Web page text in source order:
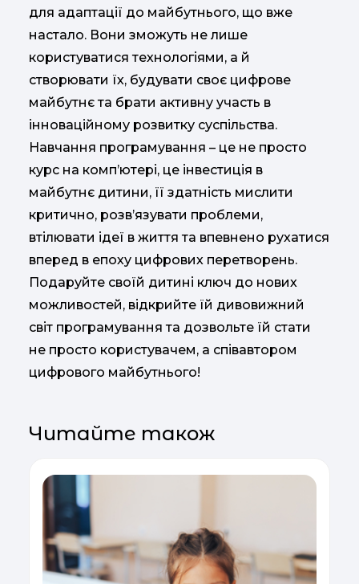
для адаптації до майбутнього, що вже
настало. Вони зможуть не лише
користуватися технологіями, а й
створювати їх, будувати своє цифрове
майбутнє та брати активну участь в
інноваційному розвитку суспільства.
Навчання програмування – це не просто
курс на комп’ютері, це інвестиція в
майбутнє дитини, її здатність мислити
критично, розв’язувати проблеми,
втілювати ідеї в життя та впевнено рухатися
вперед в епоху цифрових перетворень.
Подаруйте своїй дитині ключ до нових
можливостей, відкрийте їй дивовижний
світ програмування та дозвольте їй стати
не просто користувачем, а співавтором
цифрового майбутнього!
Читайте також